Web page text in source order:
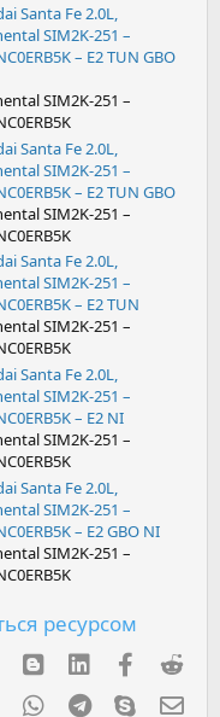
Santa Fe 2.0L,
SIM2K-251 –
– E2 TUN GBO
SIM2K-251 –
Santa Fe 2.0L,
SIM2K-251 –
– E2 TUN GBO
SIM2K-251 –
Santa Fe 2.0L,
SIM2K-251 –
– E2 TUN
SIM2K-251 –
Santa Fe 2.0L,
SIM2K-251 –
– E2 NI
SIM2K-251 –
Santa Fe 2.0L,
SIM2K-251 –
– E2 GBO NI
SIM2K-251 –
ресурсом
Ok mes_blogger
Linked InFacebook
Tumblr WhatsAppTelegram
Skype